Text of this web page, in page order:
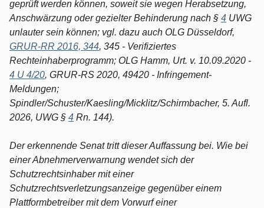
geprüft werden können, soweit sie wegen Herabsetzung,
Anschwärzung oder gezielter Behinderung nach § 4 UWG
unlauter sein können; vgl. dazu auch OLG Düsseldorf,
GRUR-RR 2016, 344, 345 - Verifiziertes
Rechteinhaberprogramm; OLG Hamm, Urt. v. 10.09.2020 -
4 U 4/20, GRUR-RS 2020, 49420 - Infringement-
Meldungen;
Spindler/Schuster/Kaesling/Micklitz/Schirmbacher, 5. Aufl.
2026, UWG § 4 Rn. 144).
Der erkennende Senat tritt dieser Auffassung bei. Wie bei
einer Abnehmerverwarnung wendet sich der
Schutzrechtsinhaber mit einer
Schutzrechtsverletzungsanzeige gegenüber einem
Plattformbetreiber mit dem Vorwurf einer